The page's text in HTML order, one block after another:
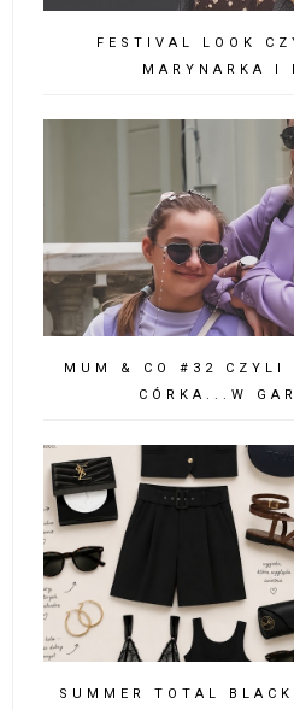
FESTIVAL LOOK
MARYNARKA I
MUM & CO #32 CZYLI
CÓRKA...W
SUMMER TOTAL